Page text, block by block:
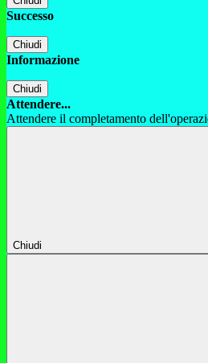
Successo
Chiudi
Informazione
Chiudi
Attendere...
Attendere il completamento
Chiudi